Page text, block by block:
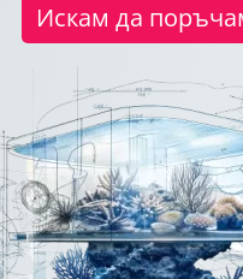
Искам да